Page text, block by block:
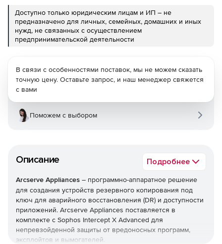
Доступно только юридическим лицам и ИП – не
предназначено для личных, семейных, домашних и иных
нужд, не связанных с осуществлением
предпринимательской деятельности
Описание Подробнее
Arcserve Appliances – программно-аппаратное решение
для создания устройств резервного копирования под
ключ для аварийного восстановления (DR) и доступности
приложений. Arcserve Appliances поставляется в
комплекте с Sophos Intercept X Advanced для
непревзойденной защиты от вредоносных программ,
эксплойтов и вымогателей.
В связи с особенностями поставок, мы не можем сказать
точную цену. Оставьте запрос, и наш менеджер свяжется
с вами
Поможем с выбором